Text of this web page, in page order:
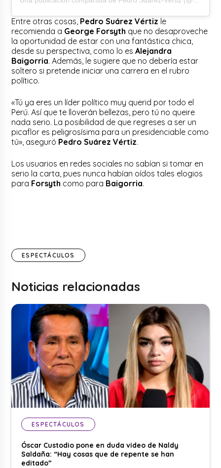
Entre otras cosas, Pedro Suárez Vértiz le
recomienda a George Forsyth que no desaproveche
la oportunidad de estar con una fantástica chica,
desde su perspectiva, como lo esAlejandra
Baigorria. Además, le sugiere que no debería estar
soltero si pretende iniciar una carrera en el rubro
político.
«Tú ya eres un líder político muy querid por todo el
Perú. Así que te lloverán bellezas, pero tú no queire
nada serio. La posibilidad de que regreses a ser un
picaflor es peligrosísima para un presidenciable como
tú», aseguró Pedro Suárez Vértiz.
Los usuarios en redes sociales no sabían si tomar en
serio la carta, pues nunca habían oídos tales elogios
para Forsyth como para Baigorria.
ESPECTÁCULOS
Noticias relacionadas
ESPECTÁCULOS
Óscar Custodio pone en duda video de Naldy
Saldaña: “Hay cosas que de repente se han
editado”